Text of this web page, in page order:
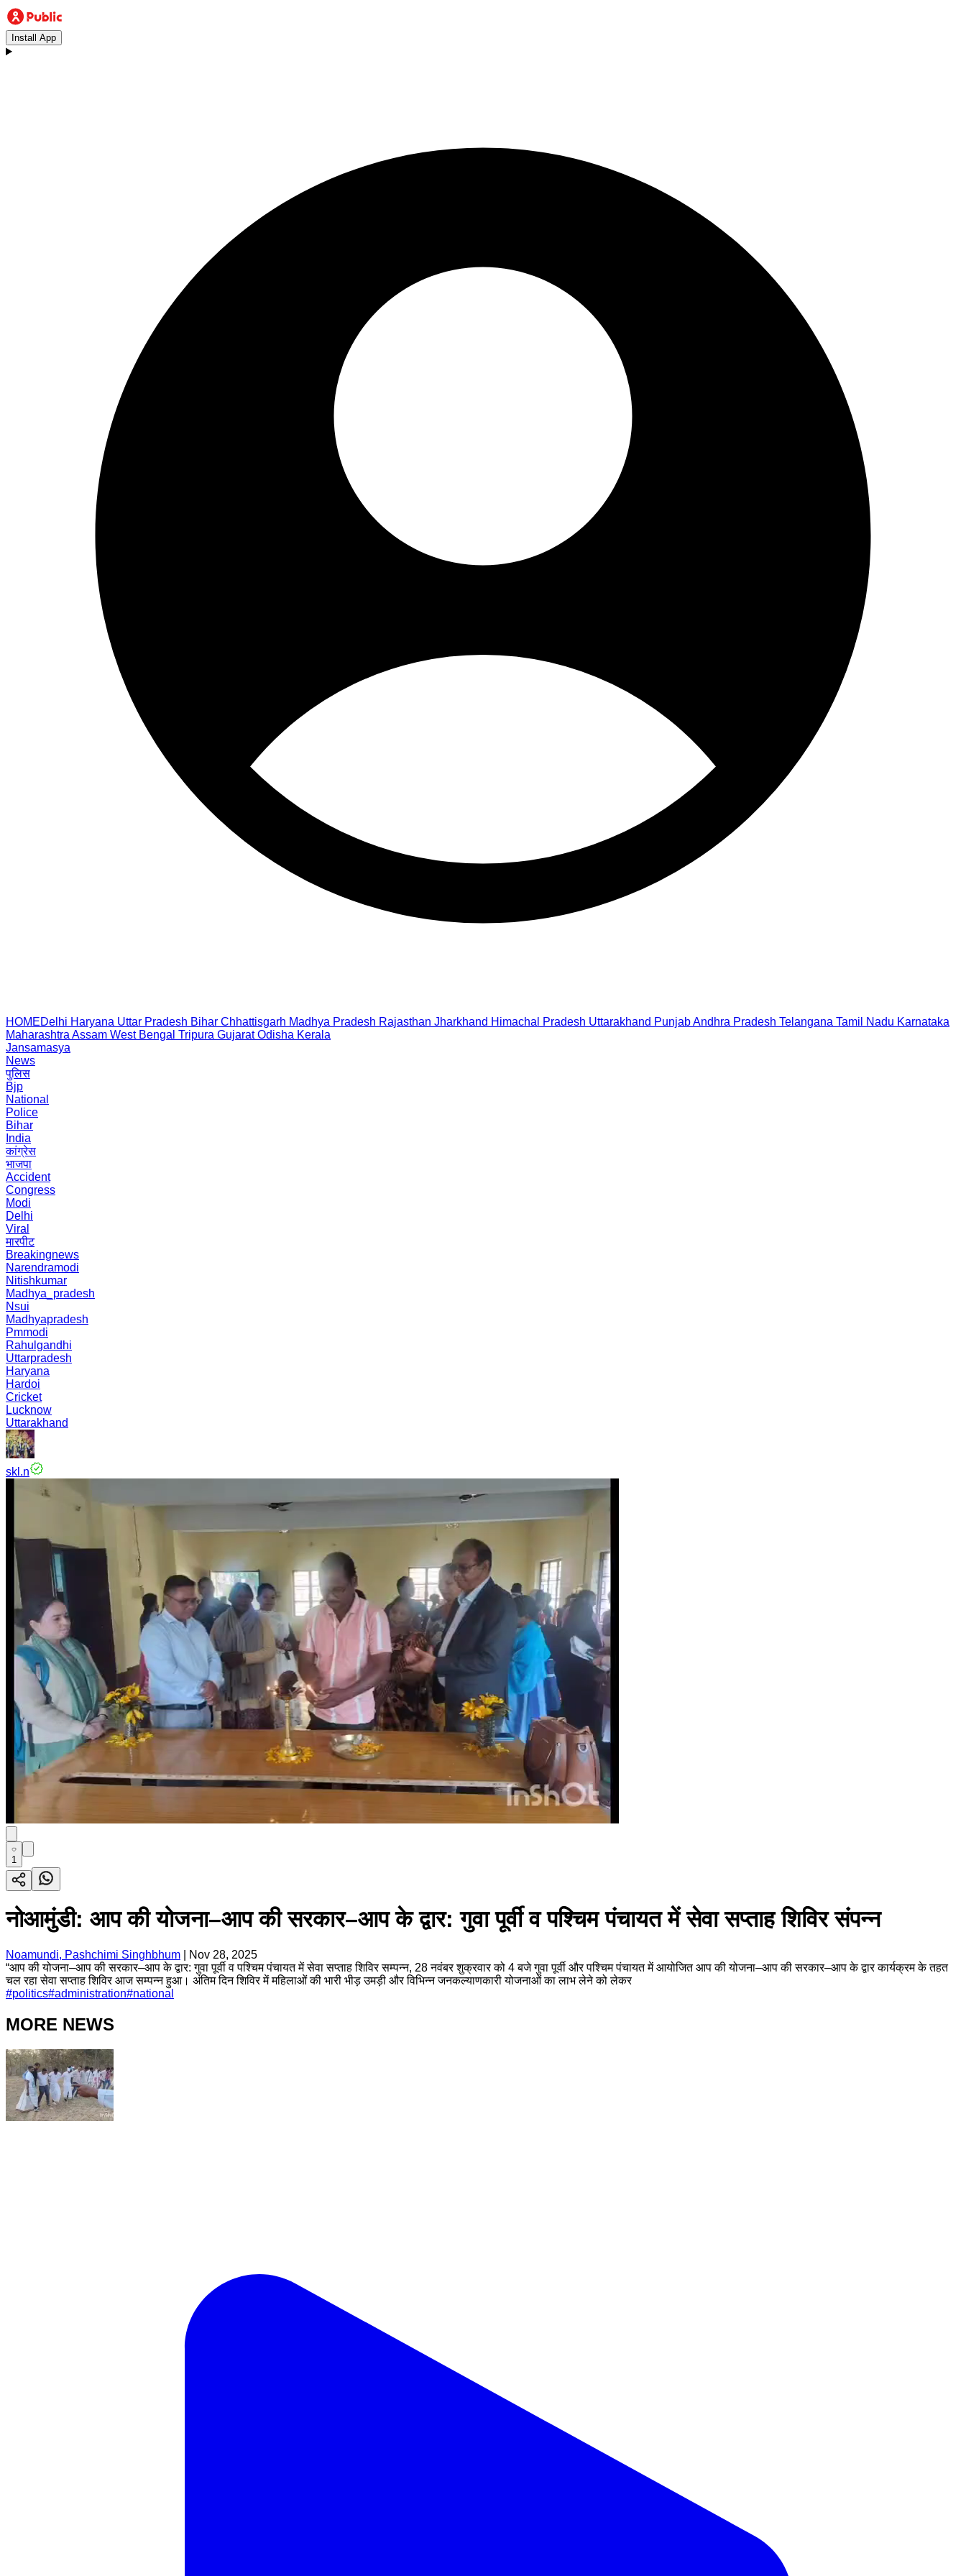
Install App
HOMEDelhi Haryana Uttar Pradesh Bihar Chhattisgarh Madhya Pradesh Rajasthan Jharkhand Himachal Pradesh Uttarakhand PunjabAndhra Pradesh Telangana Tamil Nadu Karnataka
Maharashtra Assam West Bengal Tripura Gujarat Odisha Kerala
Jansamasya
News
पुलिस
Bjp
National
Police
Bihar
India
कांग्रेस
भाजपा
Accident
Congress
Modi
Delhi
Viral
मारपीट
Breakingnews
Narendramodi
Nitishkumar
Madhya_pradesh
Nsui
Madhyapradesh
Pmmodi
Rahulgandhi
Uttarpradesh
Haryana
Hardoi
Cricket
Lucknow
Uttarakhand
skl.n
1
नोआमुंडी: आप की योजना–आप की सरकार–आप के द्वार: गुवा पूर्वी व पश्चिम पंचायत में सेवा सप्ताह शिविर संपन्न
Noamundi, Pashchimi Singhbhum
Nov 28, 2025
“आप की योजना–आप की सरकार–आप के द्वार: गुवा पूर्वी व पश्चिम पंचायत में सेवा सप्ताह शिविर सम्पन्न, 28 नवंबर शुक्रवार को 4 बजे गुवा पूर्वी और पश्चिम पंचायत में आयोजित आप की योजना–आप की सरकार–आप के द्वार कार्यक्रम के तहत
चल रहा सेवा सप्ताह शिविर आज सम्पन्न हुआ। अंतिम दिन शिविर में महिलाओं की भारी भीड़ उमड़ी और विभिन्न जनकल्याणकारी योजनाओं का लाभ लेने को लेकर
#politics#administration#national
MORE NEWS